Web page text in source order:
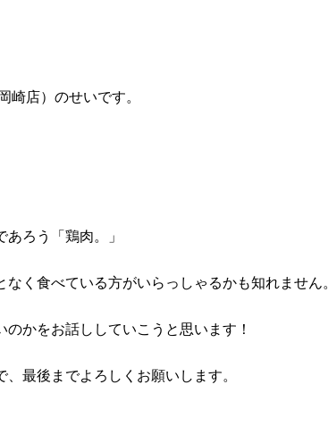
店）のせいです。
ろう「鶏肉。」
く食べている方がいらっしゃるかも知れません。
かをお話ししていこうと思います！
最後までよろしくお願いします。